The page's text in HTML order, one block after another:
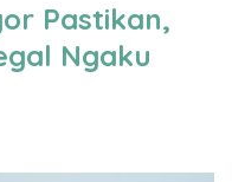
Pastikan,
Ngaku